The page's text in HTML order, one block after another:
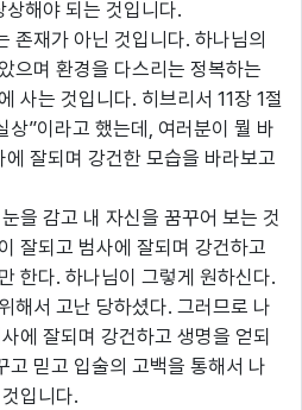
해야 되는 것입니다.
존재가 아닌 것입니다. 하나님의
으며 환경을 다스리는 정복하는
사는 것입니다. 히브리서 11장 1절
상”이라고 했는데, 여러분이 뭘 바
잘되며 강건한 모습을 바라보고
을 감고 내 자신을 꿈꾸어 보는 것
잘되고 범사에 잘되며 강건하고
한다. 하나님이 그렇게 원하신다.
해서 고난 당하셨다. 그러므로 나
에 잘되며 강건하고 생명을 얻되
고 믿고 입술의 고백을 통해서 나
입니다.